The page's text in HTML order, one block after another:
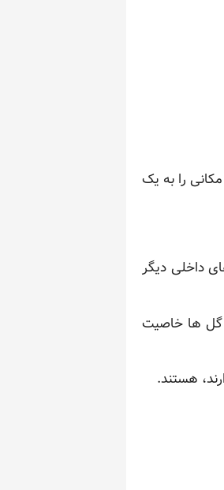
را به یک
داخلی دیگر
گل ها خاصیت
هستند.